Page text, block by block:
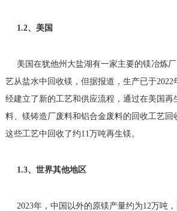
1.2、美国
美国在犹他州大盐湖有一家主要的镁冶炼
艺从盐水中回收镁，但据报道，生产已于2022
经建立了新的工艺和供应流程，通过在美国再
料、镁铸造厂废料和铝合金废料的回收工艺回
这些工艺中回收了约11万吨再生镁。
1.3、世界其他地区
2023年，中国以外的原镁产量约为12万吨